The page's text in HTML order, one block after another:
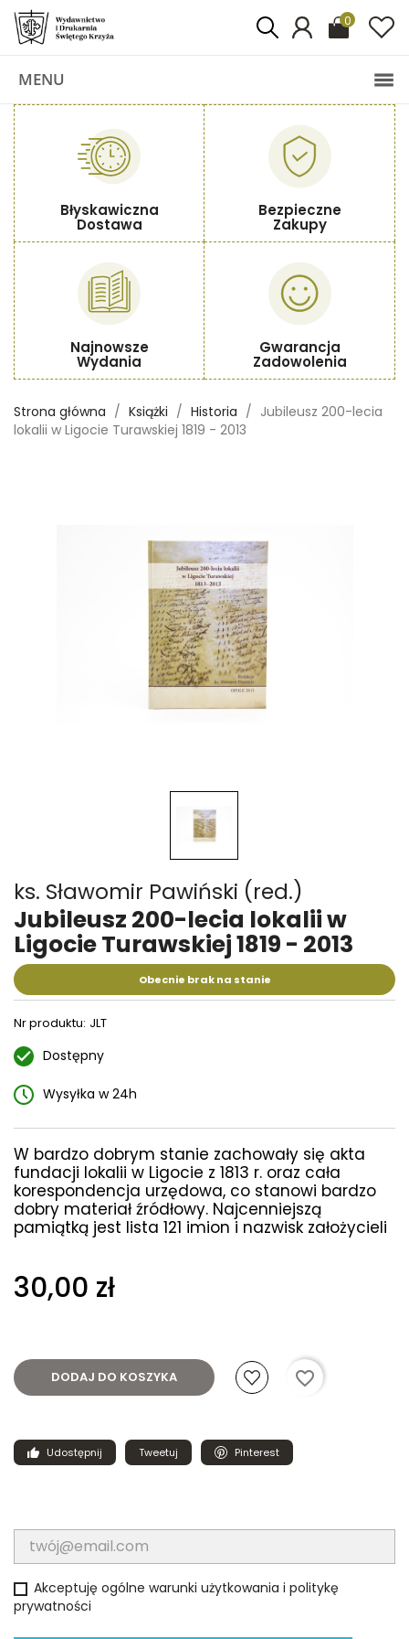
0
MENU
Błyskawiczna
Dostawa
Bezpieczne
Zakupy
Najnowsze
Wydania
Gwarancja
Zadowolenia
Strona główna Książki Historia
Jubileusz 200-lecia
lokalii w Ligocie Turawskiej 1819 - 2013
ks. Sławomir Pawiński (red.)
Jubileusz 200-lecia lokalii w
Ligocie Turawskiej 1819 - 2013
Obecnie brak na stanie
Nr produktu: JLT
Dostępny
Wysyłka w 24h
W bardzo dobrym stanie zachowały się akta
fundacji lokalii w Ligocie z 1813 r. oraz cała
korespondencja urzędowa, co stanowi bardzo
dobry materiał źródłowy. Najcenniejszą
pamiątką jest lista 121 imion i nazwisk założycieli
30,00 zł
DODAJ DO KOSZYKA favorite_border
Udostępnij Tweetuj Pinterest
Akceptuję ogólne warunki użytkowania i politykę
prywatności